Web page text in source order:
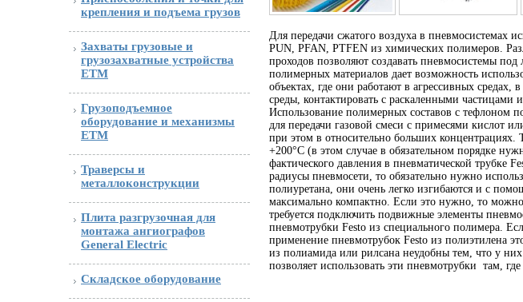
крепления и подъема грузов
Захваты грузовые и
грузозахватные устройства
ETM
Грузоподъемное
оборудование и механизмы
ETM
Траверсы и
металлоконструкции
Плита разгрузочная для
монтажа ангиографов
General Electric
Складское оборудование
Для передачи сжатого воздуха в пневмосистемах
PUN, PFAN, PTFEN из химических полимеров.
проходов позволяют создавать пневмосистемы
полимерных материалов дает возможность
объектах, где они работают в агрессивных
среды, контактировать с раскаленными частицами
Использование полимерных составов с тефлоном
для передачи газовой смеси с примесями кислот
при этом в относительно больших концентрациях.
+200°С (в этом случае в обязательном порядке
фактического давления в пневматической трубке
радиусы пневмосети, то обязательно нужно
полиуретана, они очень легко изгибаются и с
максимально компактно. Если это нужно, то
требуется подключить подвижные элементы
пневмотрубки Festo из специального полимера.
применение пневмотрубок Festo из полиэтилена
из полиамида или рилсана неудобны тем, что у
позволяет использовать эти пневмотрубки там,